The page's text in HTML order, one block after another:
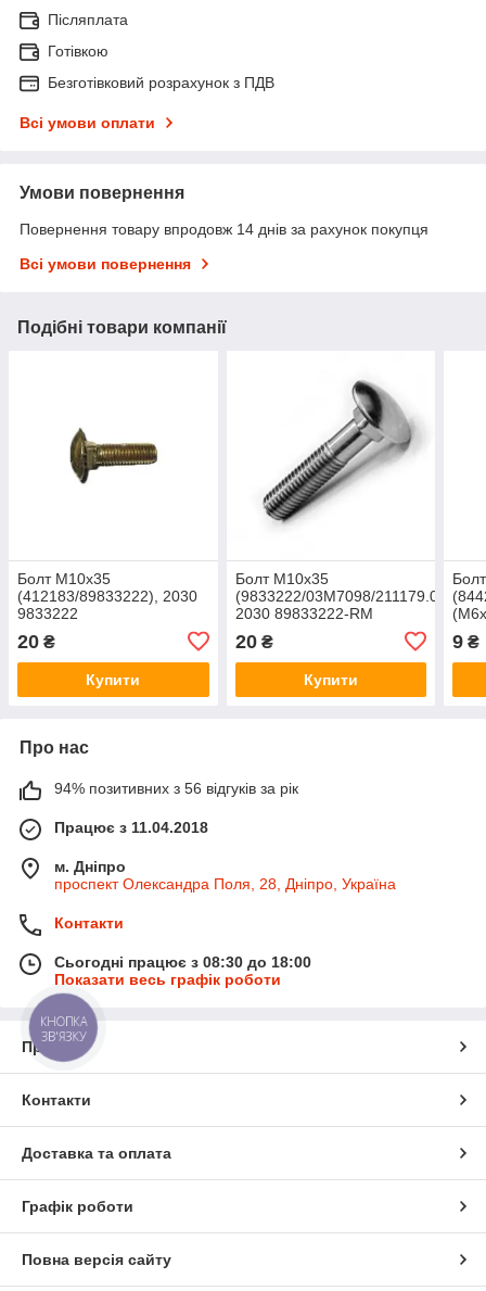
Післяплата
Готівкою
Безготівковий розрахунок з ПДВ
Всі умови оплати
Умови повернення
Повернення товару впродовж 14 днів за рахунок покупця
Всі умови повернення
Подібні товари компанії
Болт М10х35
(412183/89833222), 2030
9833222
20 ₴
Купити
Болт М10х35
(9833222/03M7098/211179.0),
2030 89833222-RM
20₴
Купити
9 ₴
Про нас
94% позитивних з 56 відгуків за рік
Працює з 11.04.2018
м. Дніпро
проспект Олександра Поля, 28, Дніпро, Україна
Контакти
Сьогодні працює з 08:30 до 18:00
Показати весь графік роботи
Про нас
Контакти
Доставка та оплата
Графік роботи
Повна версія сайту
КНОПКА
ЗВ'ЯЗКУ